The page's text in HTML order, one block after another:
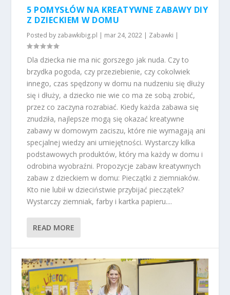
5 POMYSŁÓW NA KREATYWNE ZABAWY DIY
Z DZIECKIEM W DOMU
Posted by zabawkibig.pl | mar 24, 2022 | Zabawki |
Dla dziecka nie ma nic gorszego jak nuda. Czy to
brzydka pogoda, czy przeziebienie, czy cokolwiek
innego, czas spędzony w domu na nudzeniu się dłuży
się i dłuży, a dziecko nie wie co ma ze sobą zrobić,
przez co zaczyna rozrabiać. Kiedy każda zabawa się
znudziła, najlepsze mogą się okazać kreatywne
zabawy w domowym zaciszu, które nie wymagają ani
specjalnej wiedzy ani umiejętności. Wystarczy kilka
podstawowych produktów, który ma każdy w domu i
odrobina wyobraźni. Propozycje zabaw kreatywnych
zabaw z dzieckiem w domu: Pieczątki z ziemniaków.
Kto nie lubił w dzieciństwie przybijać pieczątek?
Wystarczy ziemniak, farby i kartka papieru....
READ MORE